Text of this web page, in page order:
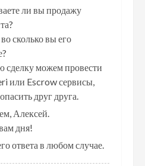
ли вы продажу
сколько вы его
сделку можем провести
или Escrow сервисы,
друг друга.
Алексей.
дня!
ответа в любом случае.